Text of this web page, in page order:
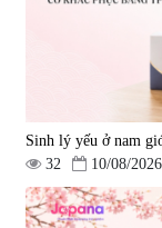
Viên uống bổ gan
Sinh lý yếu ở nam
32
10/08/2026